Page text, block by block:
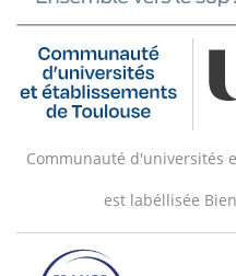
Communauté d'universités
est labéllisée